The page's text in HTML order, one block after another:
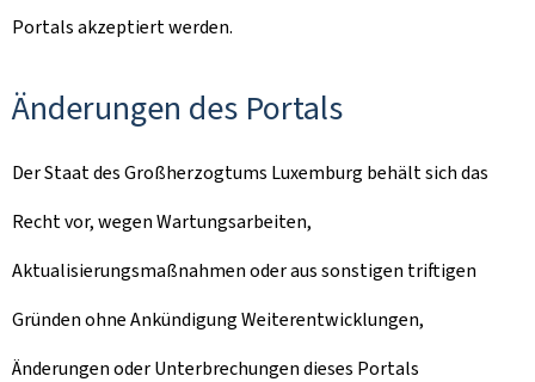
Portals akzeptiert werden.
Änderungen des Portals
Der Staat des Großherzogtums Luxemburg behält sich das
Recht vor, wegen Wartungsarbeiten,
Aktualisierungsmaßnahmen oder aus sonstigen triftigen
Gründen ohne Ankündigung Weiterentwicklungen,
Änderungen oder Unterbrechungen dieses Portals